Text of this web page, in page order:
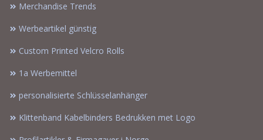
Merchandise Trends
Werbeartikel günstig
Custom Printed Velcro Rolls
1a Werbemittel
personalisierte Schlüsselanhänger
Klittenband Kabelbinders Bedrukken met Logo